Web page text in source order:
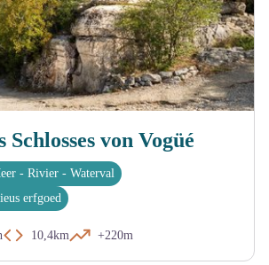
Schlosses von Vogüé
- Rivier - Waterval
erfgoed
10,4km +220m